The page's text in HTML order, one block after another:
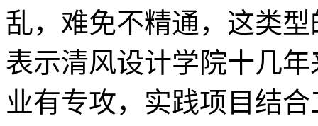
乱，难免不精通，这类
表示清风设计学院十几
业有专攻，实践项目结